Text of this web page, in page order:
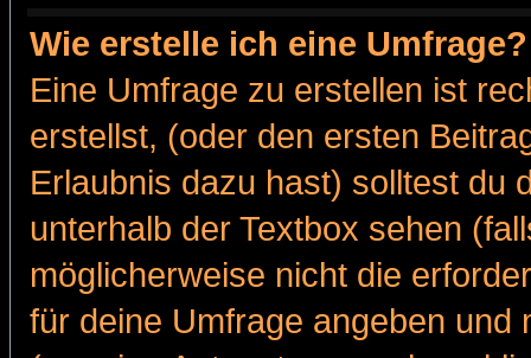
Wie erstelle ich eine Umfrage?
Eine Umfrage zu erstellen ist
erstellst, (oder den ersten
Erlaubnis dazu hast) solltest du
unterhalb der Textbox sehen
möglicherweise nicht die
für deine Umfrage angeben und